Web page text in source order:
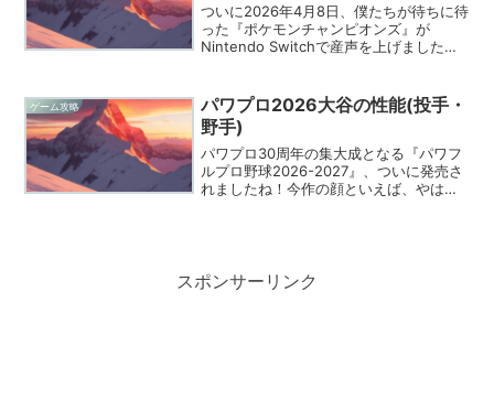
ついに2026年4月8日、僕たちが待ちに待
った『ポケモンチャンピオンズ』が
Nintendo Switchで産声を上げました
らのボルテージは最高潮に達しているは
ずです。こ...
ゲーム攻略
パワプロ2026大谷の性能(投手・
野手)
パワプロ30周年の集大成となる『パワフ
ルプロ野球2026-2027』、ついに発売さ
れましたね！今作の顔といえば、やはり
スポンサーリンク